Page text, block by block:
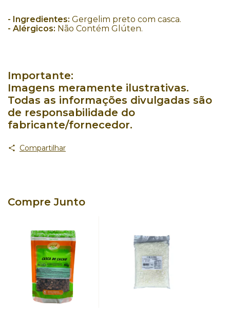
- Ingredientes: Gergelim preto com casca.
- Alérgicos: Não Contém Glúten.
Importante:
Imagens meramente ilustrativas.
Todas as informações divulgadas são
de responsabilidade do
fabricante/fornecedor.
Compartilhar
Compre Junto